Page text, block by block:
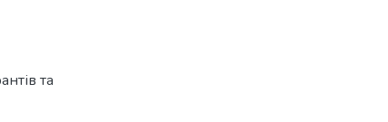
та